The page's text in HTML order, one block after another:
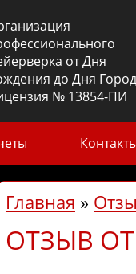
от Дня
до Дня
№ 13854-ПИ
Главная »
ОТЗЫВ